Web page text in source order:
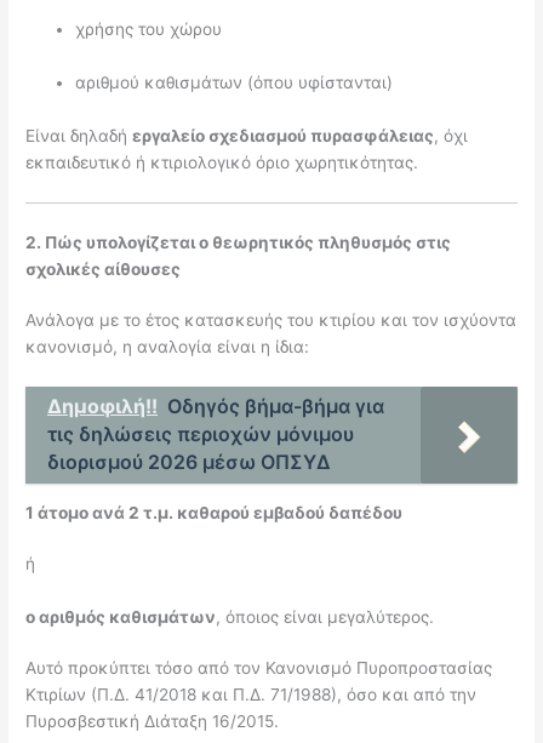
χρήσης του χώρου
αριθμού καθισμάτων (όπου υφίστανται)
Είναι δηλαδήεργαλείο σχεδιασμού πυρασφάλειας, όχι
εκπαιδευτικό ή κτιριολογικό όριο χωρητικότητας.
2. Πώς υπολογίζεται ο θεωρητικός πληθυσμός στις
σχολικές αίθουσες
Ανάλογα με το έτος κατασκευής του κτιρίου και τον ισχύοντα
κανονισμό, η αναλογία είναι η ίδια:
Δημοφιλή!! Οδηγός βήμα-βήμα για
τις δηλώσεις περιοχών μόνιμου
διορισμού 2026 μέσω ΟΠΣΥΔ
1 άτομο ανά 2 τ.μ. καθαρού εμβαδού δαπέδου
ή
ο αριθμός καθισμάτων, όποιος είναι μεγαλύτερος.
Αυτό προκύπτει τόσο από τον Κανονισμό Πυροπροστασίας
Κτιρίων (Π.Δ. 41/2018 και Π.Δ. 71/1988), όσο και από την
Πυροσβεστική Διάταξη 16/2015.